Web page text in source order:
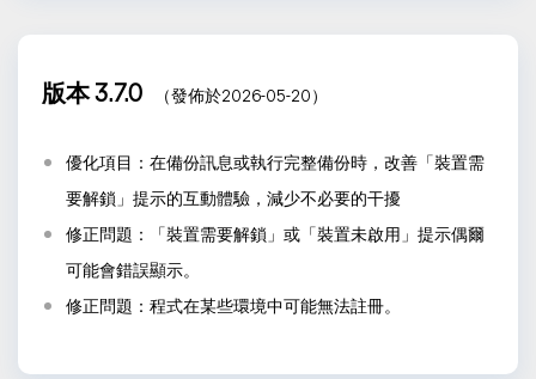
版本 3.7.0 （發佈於2026-05-20）
優化項目：在備份訊息或執行完整備份時，改善「裝置需
要解鎖」提示的互動體驗，減少不必要的干擾
修正問題：「裝置需要解鎖」或「裝置未啟用」提示偶爾
可能會錯誤顯示。
修正問題：程式在某些環境中可能無法註冊。